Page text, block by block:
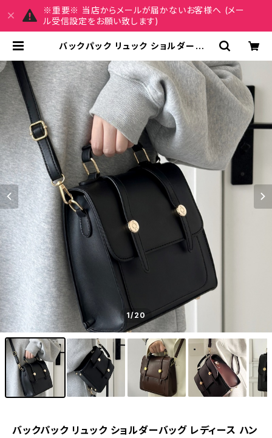
※重要※ 当店からメールが届かないお客様へ (メー
ル受信設定をお願い致します)
バックパック リュック ショルダーバッ
春 夏 秋 冬 黒 無地 メッセンジャーバ
ッグ バッグ ショルダー 無地 バック
ショルダーバック ハンドバック シンプ
ル かばん ママバッグ ハンドバック 斜
め掛け 肩掛け 斜め掛けバッグ 旅行
通学 学校バッグ トートバッグ シンプ
ルトート デート OL 大学生 高校生 女
の子 女性用 ブラウン ブラック 黒色
ゴールド金具 カレッジコーデ オフィ
ス カジュアル デイリー お出かけ K-B
0164 | REIRSE レイルセ 20代,30
代,40代 レディースファッション 通販
1/20
バックパック リュック ショルダーバッグ レディース ハン